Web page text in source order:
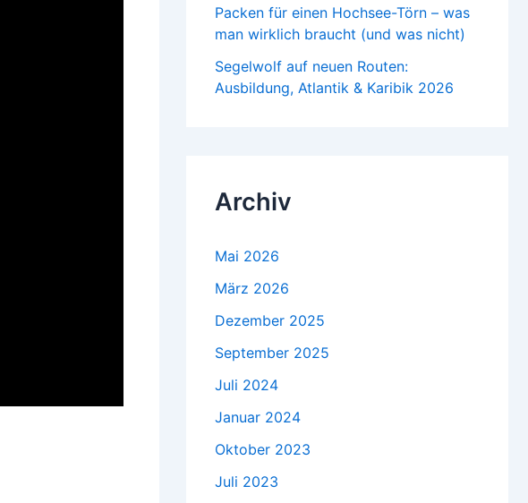
Packen für einen Hochsee-Törn – was
man wirklich braucht (und was nicht)
Segelwolf auf neuen Routen:
Ausbildung, Atlantik & Karibik 2026
Archiv
Mai 2026
März 2026
Dezember 2025
September 2025
Juli 2024
Januar 2024
Oktober 2023
Juli 2023